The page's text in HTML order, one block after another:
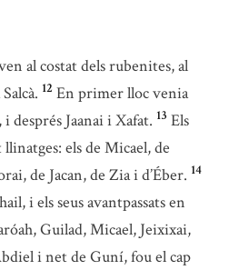
al costat dels rubenites, al
12 En primer lloc venia
després Jaanai i Xafat. 13 Els
els de Micael, de
de Jacan, de Zia i d’Éber. 14
i els seus avantpassats en
Guilad, Micael, Jeixixai,
i net de Guní, fou el cap